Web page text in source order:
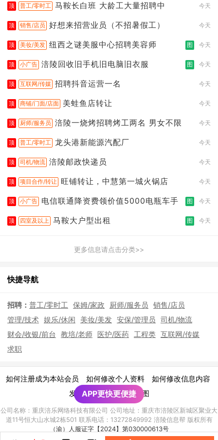
顶 普工/零时工 马鞍长白班 大龄工大量招聘中 今天
顶 销售/店员 好想来招营业员（不招暑假工） 今天
顶 美妆/美发 纽西之谜美服中心招聘美容师 图 今天
顶 小广告 涪陵回收旧手机旧电脑旧衣服 图 今天
顶 互联网/传媒 招聘抖音运营一名 今天
顶 商铺/门面/店面 美蛙鱼店转让 今天
顶 厨师/服务员 涪陵一烧烤招聘烤工两名 男女不限 今天
顶 普工/零时工 龙头港新能源汽配厂 今天
顶 司机/物流 涪陵邮政快递员 今天
顶 项目合作/转让 旺铺转让，中慧第一城火锅店 今天
顶 小广告 电信联通降资费领价值5000电瓶车手 图 今天
顶 四室及以上 马鞍大户型出租 图 今天
更多信息请点击分类>>
快捷导航
招聘： 普工/零时工 保姆/家政 厨师/服务员 销售/店员
管理/技术 娱乐/休闲 美妆/美发 安保/管理员 司机/物流
财会/收银/前台 教培/老师 医护/医药 工程类 互联网/传媒
求职
如何注册成为本站会员 如何修改个人资料 如何修改信息内容
发布广告须知 | 网站地图
公司名称：重庆涪乐网络科技有限公司 公司地址：重庆市涪陵区新城区聚业大
道11号恒大山水城2栋501 联系电话：13272849992 涪陵信息帮 版权所有
（渝）人服证字【2024】第030000613号
渝ICP备2021010928号-8
APP更快更便捷